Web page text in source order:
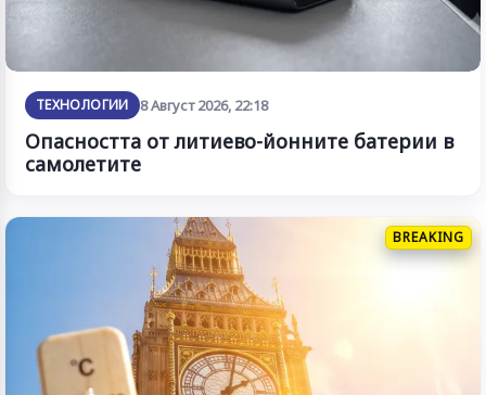
ТЕХНОЛОГИИ 8 Август 2026, 22:18
Опасността от литиево-йонните батерии в
самолетите
BREAKING